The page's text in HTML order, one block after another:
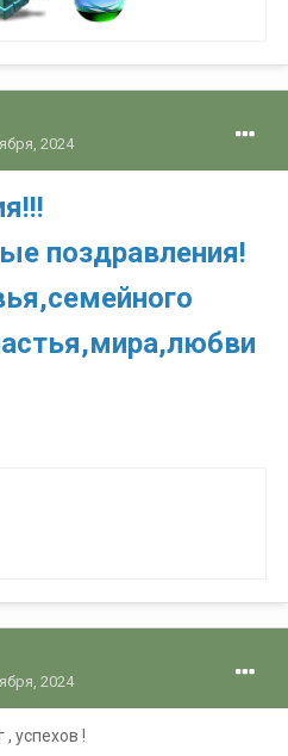
2024
поздравления!
2024
успехов !